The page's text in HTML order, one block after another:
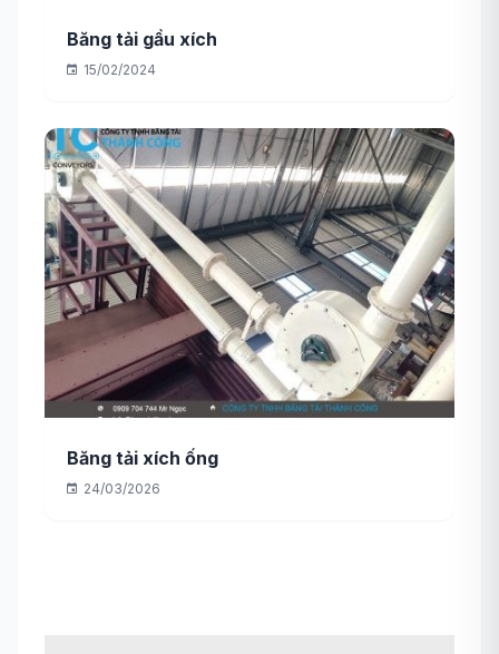
Băng tải gầu xích
15/02/2024
Băng tải xích ống
24/03/2026